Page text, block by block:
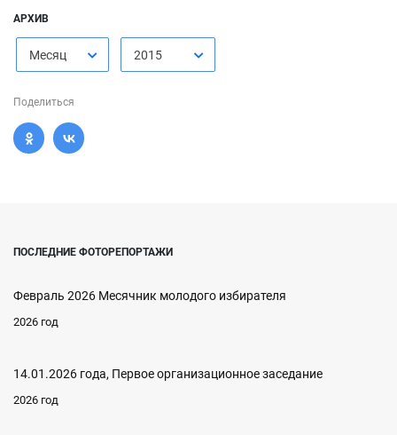
АРХИВ
Месяц 2015
Поделиться
ПОСЛЕДНИЕ ФОТОРЕПОРТАЖИ
Февраль 2026 Месячник молодого избирателя
2026 год
14.01.2026 года, Первое организационное заседание
2026 год